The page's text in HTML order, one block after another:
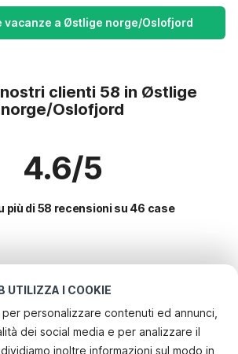
UTILIZZA I COOKIE
personalizzare contenuti ed annunci,
dei social media e per analizzare il
inoltre informazioni sul modo in
vacanze a Østlige norge/Oslofjord
clienti 58 in Østlige
norge/Oslofjord
4.6/5
più di 58 recensioni su 46 case
le vacanze in Østlige